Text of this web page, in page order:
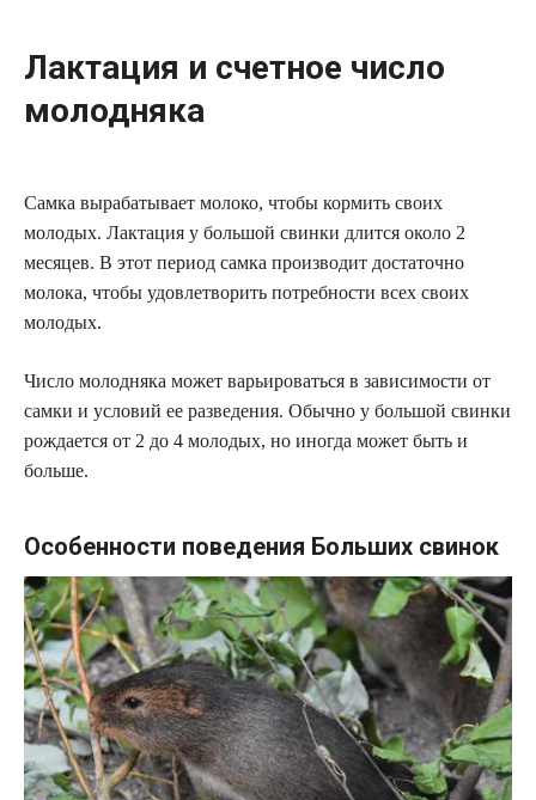
Лактация и счетное число
молодняка
Самка вырабатывает молоко, чтобы кормить своих
молодых. Лактация у большой свинки длится около 2
месяцев. В этот период самка производит достаточно
молока, чтобы удовлетворить потребности всех своих
молодых.
Число молодняка может варьироваться в зависимости от
самки и условий ее разведения. Обычно у большой свинки
рождается от 2 до 4 молодых, но иногда может быть и
больше.
Особенности поведения Больших свинок